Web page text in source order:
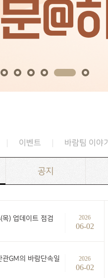
이벤트 바람팀 이야기
공지
목) 업데이트 점검
2026
06-02
GM의 바람단속일
2026
06-02